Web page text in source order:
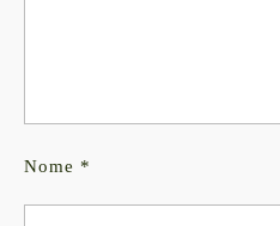
Nome *